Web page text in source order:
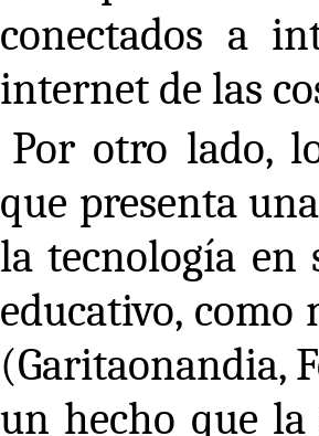
conectados a
internet de las
Por otro lado,
que presenta
la tecnología en
educativo, como
(Garitaonandia,
un hecho que